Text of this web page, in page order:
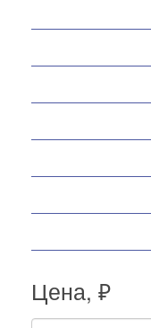
Цена, ₽